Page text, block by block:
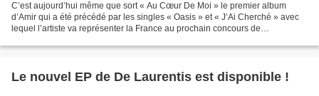
C’est aujourd’hui même que sort « Au Cœur De Moi » le premier album
d’Amir qui a été précédé par les singles « Oasis » et « J’Ai Cherché » avec
lequel l’artiste va représenter la France au prochain concours de
Le nouvel EP de De Laurentis est disponible !